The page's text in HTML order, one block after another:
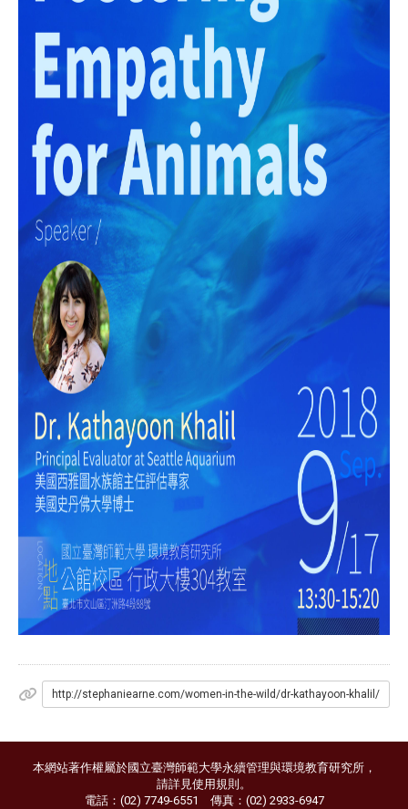
http://stephaniearne.com/women-in-the-wild/dr-kathayoon-khalil/
本網站著作權屬於國立臺灣師範大學永續管理與環境教育研究所，
請詳見 使用規則 。
電話：(02) 7749-6551 傳真：(02) 2933-6947